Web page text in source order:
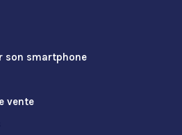
son smartphone
vente